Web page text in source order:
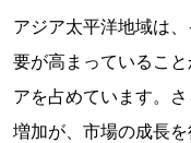
アジア太平洋地域は
要が高まっているこ
アを占めています。
増加が、市場の成長